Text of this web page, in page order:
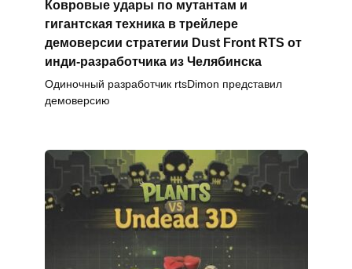
Ковровые удары по мутантам и
гигантская техника в трейлере
демоверсии стратегии Dust Front RTS от
инди-разработчика из Челябинска
Одиночный разработчик rtsDimon представил
демоверсию